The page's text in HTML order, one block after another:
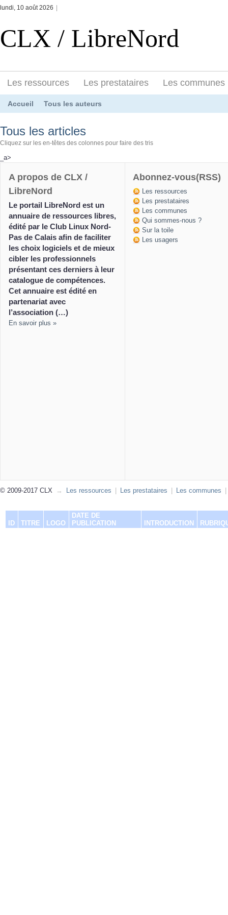
lundi, 10 août 2026
CLX / LibreNord
Les ressources Les prestataires Les communes
Accueil Tous les auteurs
Tous les articles
Cliquez sur les en-têtes des colonnes pour faire des tris
_a>
A propos de CLX /
LibreNord
Le portail LibreNord est un
annuaire de ressources libres,
édité par le Club Linux Nord-
Pas de Calais afin de faciliter
les choix logiciels et de mieux
cibler les professionnels
présentant ces derniers à leur
catalogue de compétences.
Cet annuaire est édité en
partenariat avec
l’association (…)
En savoir plus »
Abonnez-vous(RSS)
Les ressources
Les prestataires
Les communes
Qui sommes-nous ?
Sur la toile
Les usagers
© 2009-2017 CLX → Les ressources | Les prestataires | Les communes |
ID TITRE LOGO
DATE DE
PUBLICATION
INTRODUCTION